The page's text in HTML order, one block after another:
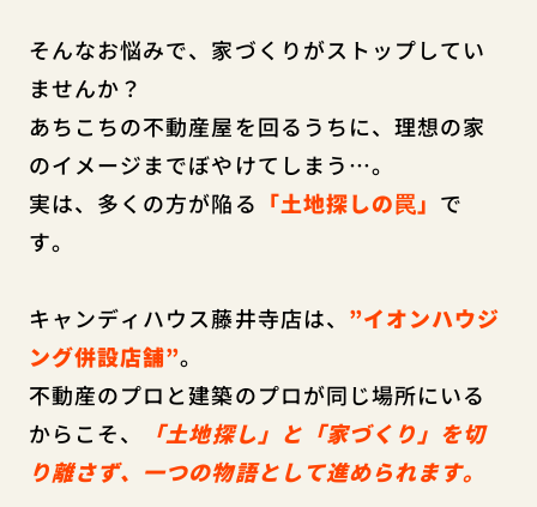
そんなお悩みで、家づくりがストップしてい
ませんか？
あちこちの不動産屋を回るうちに、理想の家
のイメージまでぼやけてしまう…。
実は、多くの方が陥る 「土地探しの罠」 で
す。
キャンディハウス藤井寺店は、 ”イオンハウジ
ング併設店舗”。
不動産のプロと建築のプロが同じ場所にいる
からこそ、
「土地探し」と「家づくり」を切
り離さず、一つの物語として進められます。